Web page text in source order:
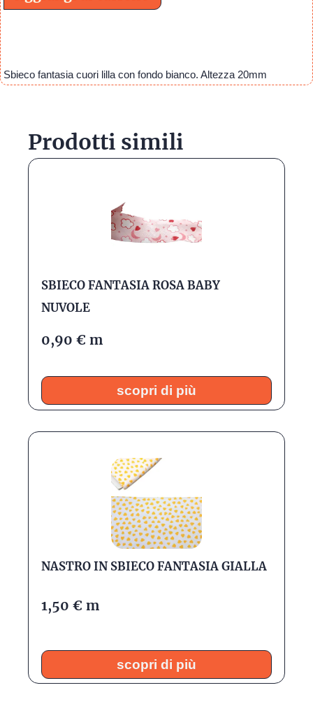
Sbieco fantasia cuori lilla con fondo bianco. Altezza 20mm
Prodotti simili
SBIECO FANTASIA ROSA BABY
NUVOLE
0,90€ m
scopri di più
NASTRO IN SBIECO FANTASIA GIALLA
1,50€ m
scopri di più